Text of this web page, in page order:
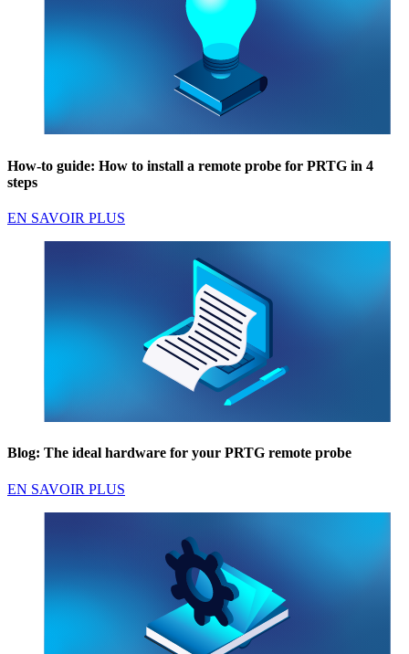
How-to guide: How to install a remote probe for PRTG in 4
steps
EN SAVOIR PLUS
Blog: The ideal hardware for your PRTG remote probe
EN SAVOIR PLUS